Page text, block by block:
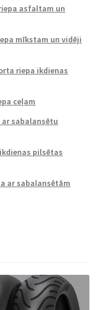
asfaltam un
mīkstam un vidēji
riepa ikdienas
ceļam
ar sabalansētu
pilsētas
ar sabalansētām